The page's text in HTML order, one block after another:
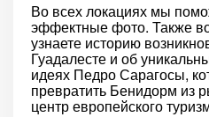
Во всех локациях мы
эффектные фото. Также
узнаете историю
Гуадалесте и об
идеях Педро Сарагосы,
превратить Бенидорм из
центр европейского